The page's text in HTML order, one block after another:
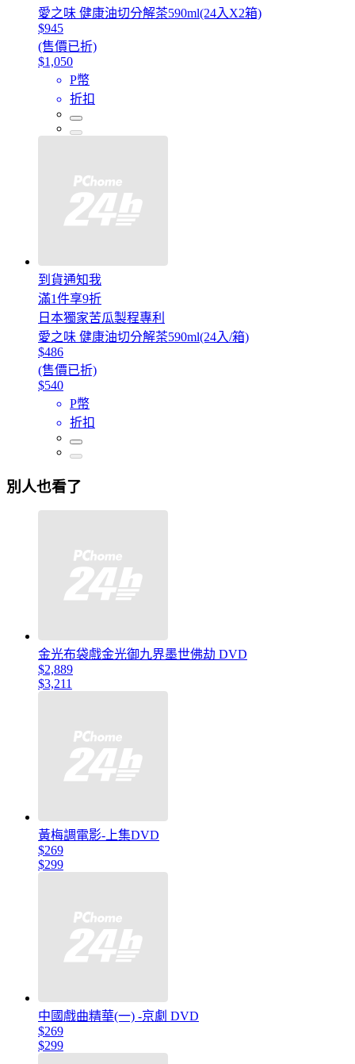
愛之味 健康油切分解茶590ml(24入X2箱)
$945
(售價已折)
$1,050
P幣
折扣
到貨通知我
滿1件享9折
日本獨家苦瓜製程專利
愛之味 健康油切分解茶590ml(24入/箱)
$486
(售價已折)
$540
P幣
折扣
別人也看了
金光布袋戲金光御九界墨世佛劫 DVD
$2,889
$3,211
黃梅調電影-上集DVD
$269
$299
中國戲曲精華(一) -京劇 DVD
$269
$299